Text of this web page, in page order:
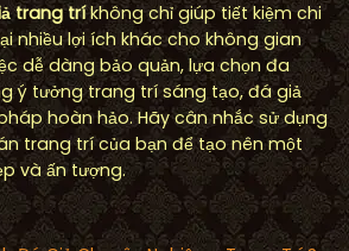
trang tríkhông chỉ giúp tiết kiệm chi
nhiều lợi ích khác cho không gian
dễ dàng bảo quản, lựa chọn đa
ý tưởng trang trí sáng tạo, đá giả
hoàn hảo. Hãy cân nhắc sử dụng
trang trí của bạn để tạo nên một
và ấn tượng.